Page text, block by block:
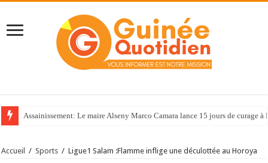
Assainissement: Le maire Alseny Marco Camara lance 15 jours de curage à
Accueil / Sports / Ligue1 Salam ‬:Flamme inflige une déculottée au Horoya